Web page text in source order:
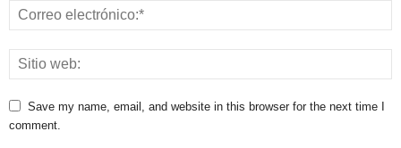
Save my name, email, and website in this browser for the next time I
comment.